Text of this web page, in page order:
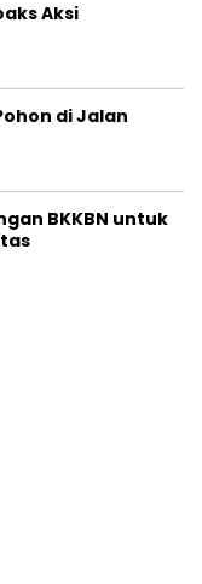
Aksi
di Jalan
BKKBN untuk